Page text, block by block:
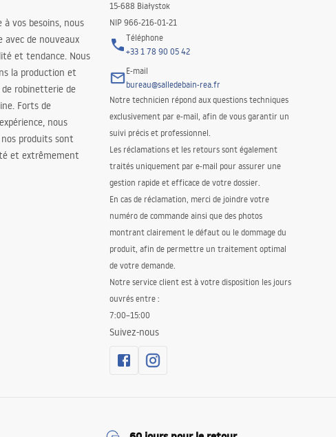
à vos besoins, nous
de nouveaux
et tendance. Nous
la production et
de robinetterie de
Forts de
nous
produits sont
et extrêmement
15-688 Białystok
NIP 966-216-01-21
Téléphone
+33 1 78 90 05 42
E-mail
bureau@salledebain-rea.fr
Notre technicien répond aux questions techniques
exclusivement par e-mail, afin de vous garantir un
suivi précis et professionnel.
Les réclamations et les retours sont également
traités uniquement par e-mail pour assurer une
gestion rapide et efficace de votre dossier.
En cas de réclamation, merci de joindre votre
numéro de commande ainsi que des photos
montrant clairement le défaut ou le dommage du
produit, afin de permettre un traitement optimal
de votre demande.
Notre service client est à votre disposition les jours
ouvrés entre :
7:00–15:00
Suivez-nous